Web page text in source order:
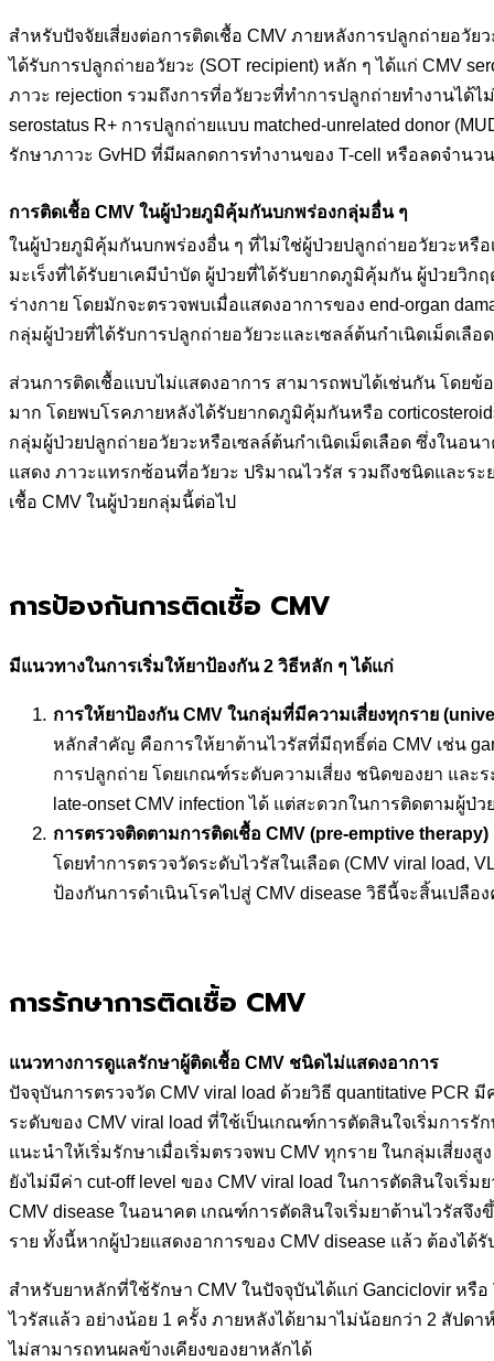
สำหรับปัจจัยเสี่ยงต่อการติดเชื้อ CMV ภายหลังการปลูกถ่ายอวัย
ได้รับการปลูกถ่ายอวัยวะ (SOT recipient) หลัก ๆ ได้แก่ CMV
ภาวะ rejection รวมถึงการที่อวัยวะที่ทำการปลูกถ่ายทำงานได้ไ
serostatus R+ การปลูกถ่ายแบบ matched-unrelated donor
รักษาภาวะ GvHD ที่มีผลกดการทำงานของ T-cell หรือลดจำนว
การติดเชื้อ CMV ในผู้ป่วยภูมิคุ้มกันบกพร่องกลุ่มอื่น ๆ
ในผู้ป่วยภูมิคุ้มกันบกพร่องอื่น ๆ ที่ไม่ใช่ผู้ป่วยปลูกถ่ายอวัยวะหรือเ
มะเร็งที่ได้รับยาเคมีบำบัด ผู้ป่วยที่ได้รับยากดภูมิคุ้มกัน ผู้ป่วยวิกฤ
ร่างกาย โดยมักจะตรวจพบเมื่อแสดงอาการของ end-organ
กลุ่มผู้ป่วยที่ได้รับการปลูกถ่ายอวัยวะและเซลล์ต้นกำเนิดเม็ดเลื
ส่วนการติดเชื้อแบบไม่แสดงอาการ สามารถพบได้เช่นกัน โดยข้
มาก โดยพบโรคภายหลังได้รับยากดภูมิคุ้มกันหรือ
กลุ่มผู้ป่วยปลูกถ่ายอวัยวะหรือเซลล์ต้นกำเนิดเม็ดเลือด ซึ่งในอ
แสดง ภาวะแทรกซ้อนที่อวัยวะ ปริมาณไวรัส รวมถึงชนิดและระ
เชื้อ CMV ในผู้ป่วยกลุ่มนี้ต่อไป
การป้องกันการติดเชื้อ CMV
มีแนวทางในการเริ่มให้ยาป้องกัน 2 วิธีหลัก ๆ ได้แก่
การให้ยาป้องกันCMV ในกลุ่มที่มีความเสี่ยงทุกราย
หลักสำคัญ คือการให้ยาต้านไวรัสที่มีฤทธิ์ต่อ CMV เช่น
การปลูกถ่าย โดยเกณฑ์ระดับความเสี่ยง ชนิดของยา และ
late-onset CMV infection ได้ แต่สะดวกในการติดตามผู้ป่ว
การตรวจติดตามการติดเชื้อ CMV (pre-emptive therapy)
โดยทำการตรวจวัดระดับไวรัสในเลือด (CMV viral load,
ป้องกันการดำเนินโรคไปสู่ CMV disease วิธีนี้จะสิ้นเปลื
การรักษาการติดเชื้อ CMV
แนวทางการดูแลรักษาผู้ติดเชื้อ CMV ชนิดไม่แสดงอาการ
ปัจจุบันการตรวจวัด CMV viral load ด้วยวิธี quantitative PCR
ระดับของ CMV viral load ที่ใช้เป็นเกณฑ์การตัดสินใจเริ่มการรั
แนะนำให้เริ่มรักษาเมื่อเริ่มตรวจพบ CMV ทุกราย ในกลุ่มเสี่ยง
ยังไม่มีค่า cut-off level ของ CMV viral load ในการตัดสินใจเริ่
CMV disease ในอนาคต เกณฑ์การตัดสินใจเริ่มยาต้านไวรัสจึ
ราย ทั้งนี้หากผู้ป่วยแสดงอาการของ CMV disease แล้ว ต้องไ
สำหรับยาหลักที่ใช้รักษา CMV ในปัจจุบันได้แก่ Ganciclovir ห
ไวรัสแล้ว อย่างน้อย 1 ครั้ง ภายหลังได้ยามาไม่น้อยกว่า 2 สัปดา
ไม่สามารถทนผลข้างเคียงของยาหลักได้